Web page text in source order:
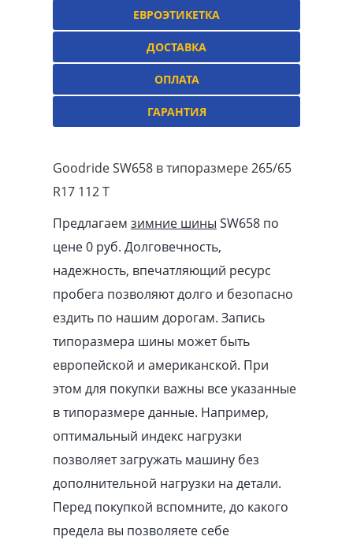
ЕВРОЭТИКЕТКА
ДОСТАВКА
ОПЛАТА
ГАРАНТИЯ
Goodride SW658 в типоразмере 265/65
R17 112 T
Предлагаем зимние шины SW658 по
цене 0 руб. Долговечность,
надежность, впечатляющий ресурс
пробега позволяют долго и безопасно
ездить по нашим дорогам. Запись
типоразмера шины может быть
европейской и американской. При
этом для покупки важны все указанные
в типоразмере данные. Например,
оптимальный индекс нагрузки
позволяет загружать машину без
дополнительной нагрузки на детали.
Перед покупкой вспомните, до какого
предела вы позволяете себе